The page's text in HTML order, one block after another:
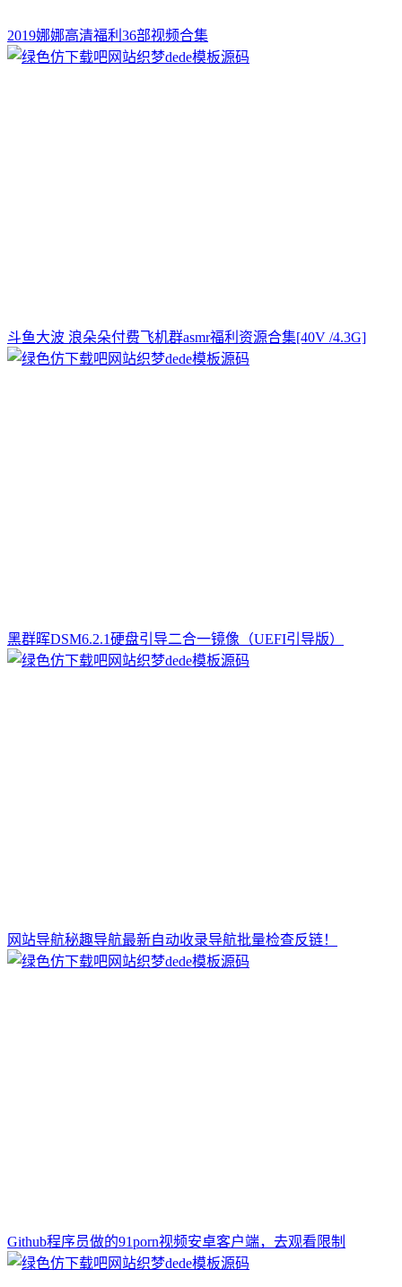
2019娜娜高清福利36部视频合集
斗鱼大波 浪朵朵付费飞机群asmr福利资源合集[40V /4.3G]
黑群晖DSM6.2.1硬盘引导二合一镜像（UEFI引导版）
网站导航秘趣导航最新自动收录导航批量检查反链！
Github程序员做的91porn视频安卓客户端，去观看限制